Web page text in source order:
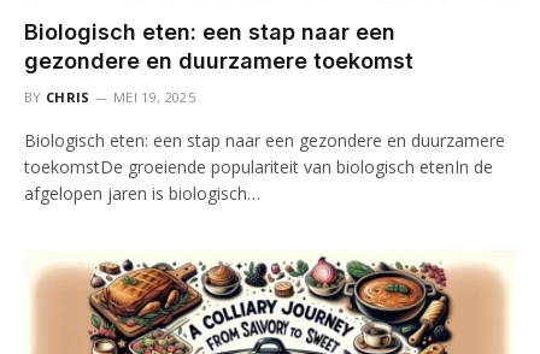
Biologisch eten: een stap naar een
gezondere en duurzamere toekomst
BY CHRIS MEI 19, 2025
Biologisch eten: een stap naar een gezondere en duurzamere
toekomstDe groeiende populariteit van biologisch etenIn de
afgelopen jaren is biologisch…